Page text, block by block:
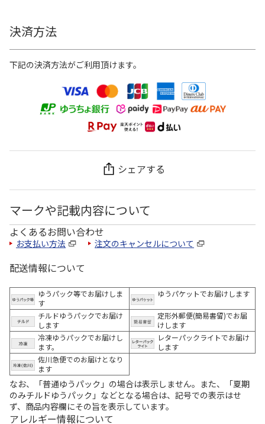
決済方法
下記の決済方法がご利用頂けます。
シェアする
マークや記載内容について
よくあるお問い合わせ
お支払い方法 注文のキャンセルについて
配送情報について
ゆうパック等でお届けしま
す
ゆうパケットでお届けします
チルドゆうパックでお届け
します
定形外郵便(簡易書留)でお届
けします
冷凍ゆうパックでお届けし
ます。
レターパックライトでお届け
します
佐川急便でのお届けとなり
ます
なお、「普通ゆうパック」の場合は表示しません。また、「夏期
のみチルドゆうパック」などとなる場合は、記号での表示はせ
ず、商品内容欄にその旨を表示しています。
アレルギー情報について